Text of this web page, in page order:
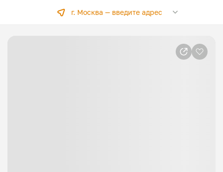
г. Москва —введите адрес